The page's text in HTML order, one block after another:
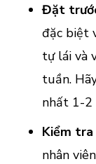
Đặt
đặc biệt
tự lái và
tuần.
nhất 1-2
Kiểm tra
nhân